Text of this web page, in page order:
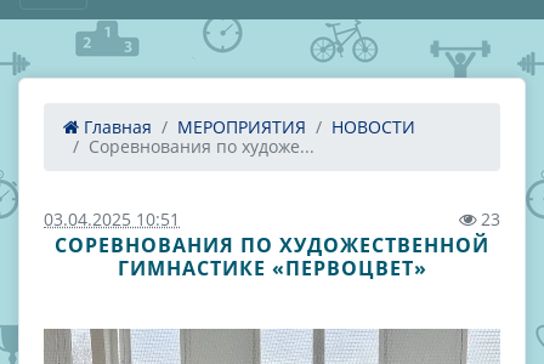
Главная МЕРОПРИЯТИЯ
НОВОСТИ
Соревнования по художе...
03.04.2025 10:51 23
СОРЕВНОВАНИЯ ПО ХУДОЖЕСТВЕННОЙ
ГИМНАСТИКЕ «ПЕРВОЦВЕТ»